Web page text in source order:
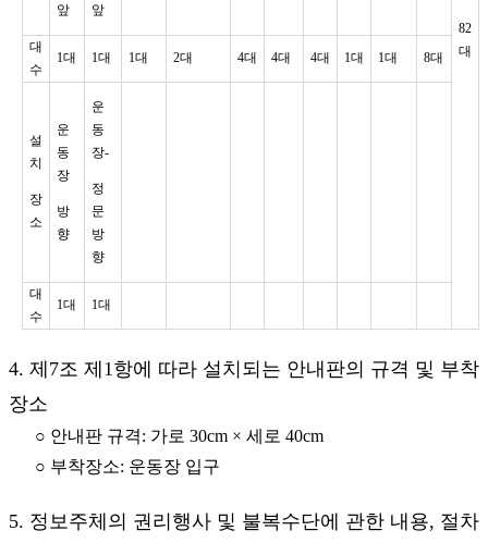
82
대
앞
앞
대
수
1대 1대 1대 2대 4대 4대 4대 1대 1대 8대
설
치
장
소
운
동
장
방
향
운
동
장-
정
문
방
향
대
수
1대 1대
4. 제7조 제1항에 따라 설치되는 안내판의 규격 및 부착
장소
○ 안내판 규격: 가로 30cm × 세로 40cm
○ 부착장소: 운동장 입구
5. 정보주체의 권리행사 및 불복수단에 관한 내용, 절차